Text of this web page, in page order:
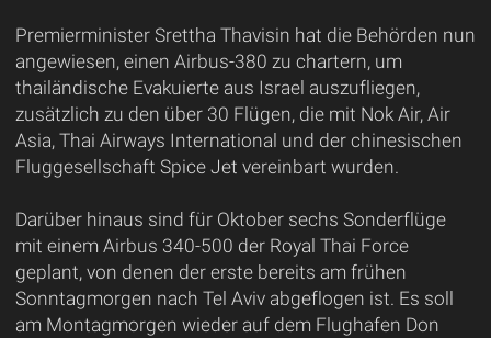
Premierminister Srettha Thavisin hat die Behörden nun
angewiesen, einen Airbus-380 zu chartern, um
thailändische Evakuierte aus Israel auszufliegen,
zusätzlich zu den über 30 Flügen, die mit Nok Air, Air
Asia, Thai Airways International und der chinesischen
Fluggesellschaft Spice Jet vereinbart wurden.
Darüber hinaus sind für Oktober sechs Sonderflüge
mit einem Airbus 340-500 der Royal Thai Force
geplant, von denen der erste bereits am frühen
Sonntagmorgen nach Tel Aviv abgeflogen ist. Es soll
am Montagmorgen wieder auf dem Flughafen Don